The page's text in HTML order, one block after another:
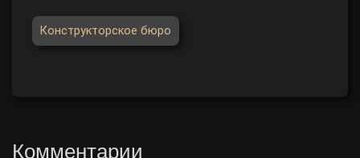
Конструкторское бюро
Комментарии